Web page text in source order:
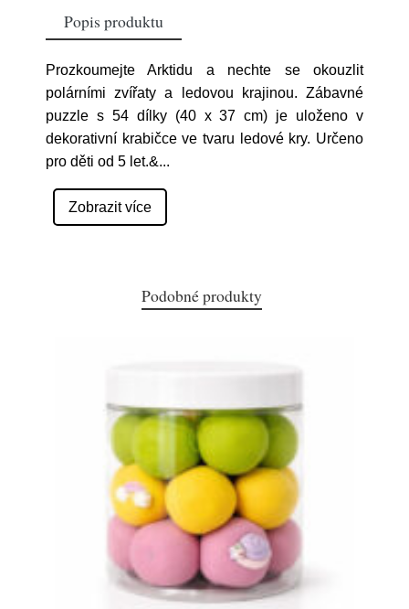
Popis produktu
Prozkoumejte Arktidu a nechte se okouzlit
polárními zvířaty a ledovou krajinou. Zábavné
puzzle s 54 dílky (40 x 37 cm) je uloženo v
dekorativní krabičce ve tvaru ledové kry. Určeno
pro děti od 5 let.&...
Zobrazit více
Podobné produkty